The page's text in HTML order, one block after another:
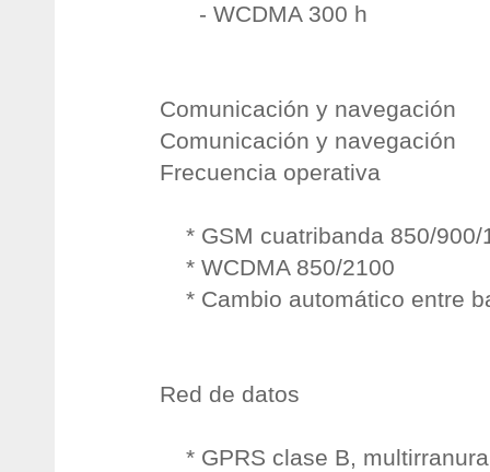
- WCDMA 300 h
Comunicación y navegación
Comunicación y navegación
Frecuencia operativa
* GSM cuatribanda 850/900/
* WCDMA 850/2100
* Cambio automático entre
Red de datos
* GPRS clase B,